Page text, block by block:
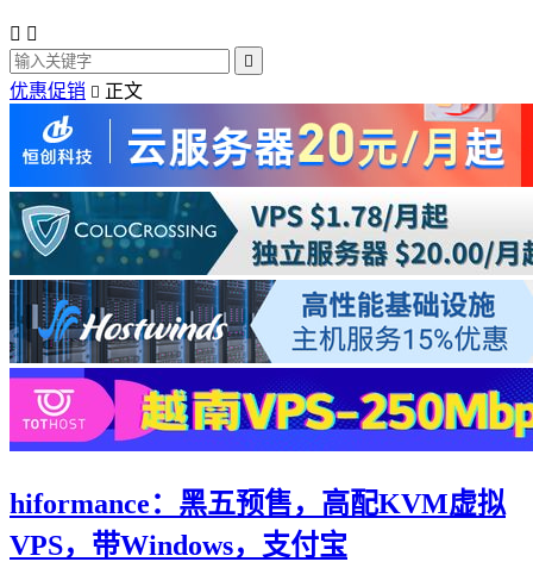
 

优惠促销  正文
hiformance：黑五预售，高配KVM虚拟
VPS，带Windows，支付宝